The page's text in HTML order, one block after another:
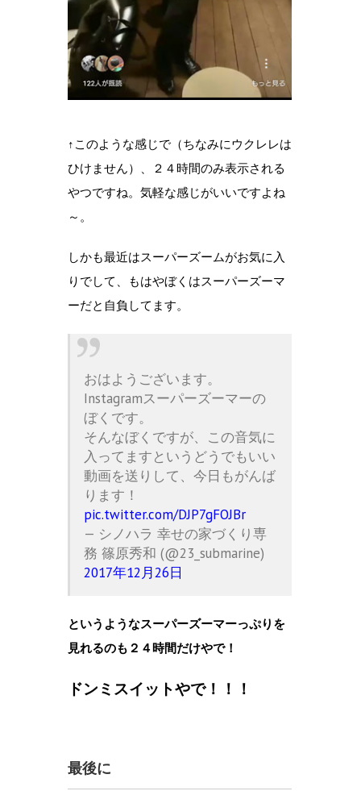
↑このような感じで（ちなみにウクレレは
ひけません）、２４時間のみ表示される
やつですね。気軽な感じがいいですよね
～。
しかも最近はスーパーズームがお気に入
りでして、もはやぼくはスーパーズーマ
ーだと自負してます。
おはようございます。
Instagramスーパーズーマーの
ぼくです。
そんなぼくですが、この音気に
入ってますというどうでもいい
動画を送りして、今日もがんば
ります！
pic.twitter.com/DJP7gFOJBr
— シノハラ 幸せの家づくり専
務 篠原秀和 (@23_submarine)
2017年12月26日
というようなスーパーズーマーっぷりを
見れるのも２４時間だけやで！
ドンミスイットやで！！！
最後に